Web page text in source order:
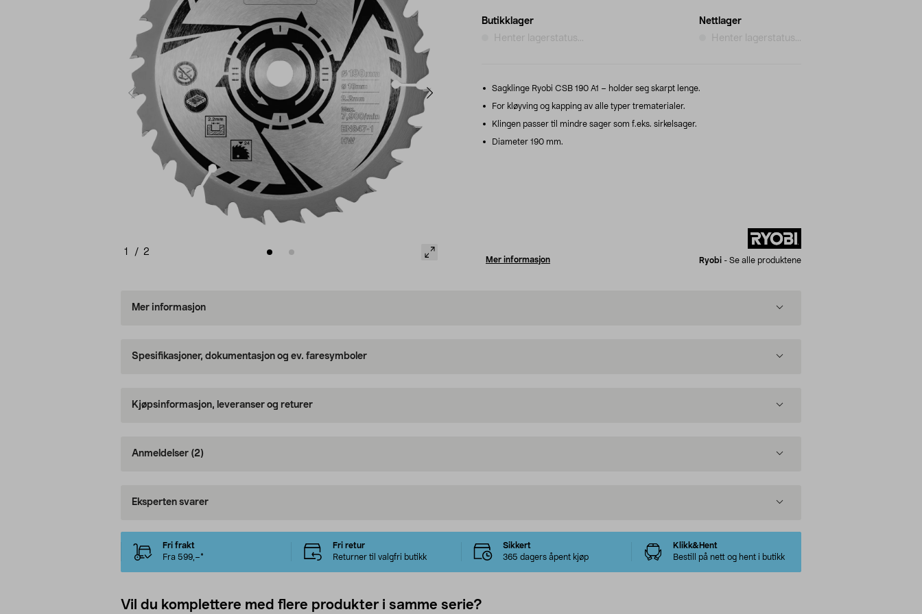
1 / 2
Butikklager
Henter lagerstatus...
Nettlager
Henter lagerstatus...
Sagklinge Ryobi CSB 190 A1 – holder seg skarpt lenge.
For kløyving og kapping av alle typer trematerialer.
Klingen passer til mindre sager som f.eks. sirkelsager.
Diameter 190 mm.
Mer informasjon Ryobi - Se alle produktene
Mer informasjon
Spesifikasjoner, dokumentasjon og ev. faresymboler
Kjøpsinformasjon, leveranser og returer
Anmeldelser (2)
Eksperten svarer
Fri frakt
Fra 599,–*
Fri retur
Returner til valgfri butikk
Sikkert
365 dagers åpent kjøp
Klikk&Hent
Bestill på nett og hent i butikk
Vil du komplettere med flere produkter i samme serie?